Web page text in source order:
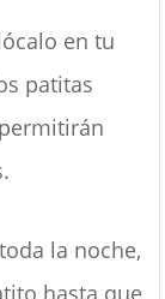
en tu
patitas
la noche,
hasta que